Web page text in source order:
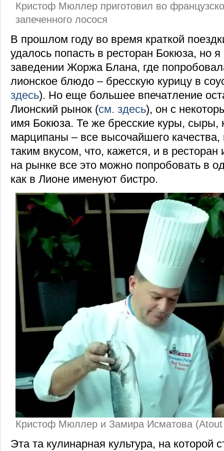
Кристоф Мюллер приготовил во
запеченного лосося
В прошлом году во время краткой
удалось попасть в ресторан Бокюза, но
заведении Жоржа Блана, где
лионское блюдо – бресскую курицу в
здесь). Но еще большее впечатление
Лионский рынок (см. здесь), он с
имя Бокюза. Те же бресские куры, сыры,
марципаны – все высочайшего
таким вкусом, что, кажется, и в ресторан
на рынке все это можно попробовать в
как в Лионе именуют бистро.
Кристоф Мюллер и Замира Исматова (Atout
Эта та кулинарная культура, на которой